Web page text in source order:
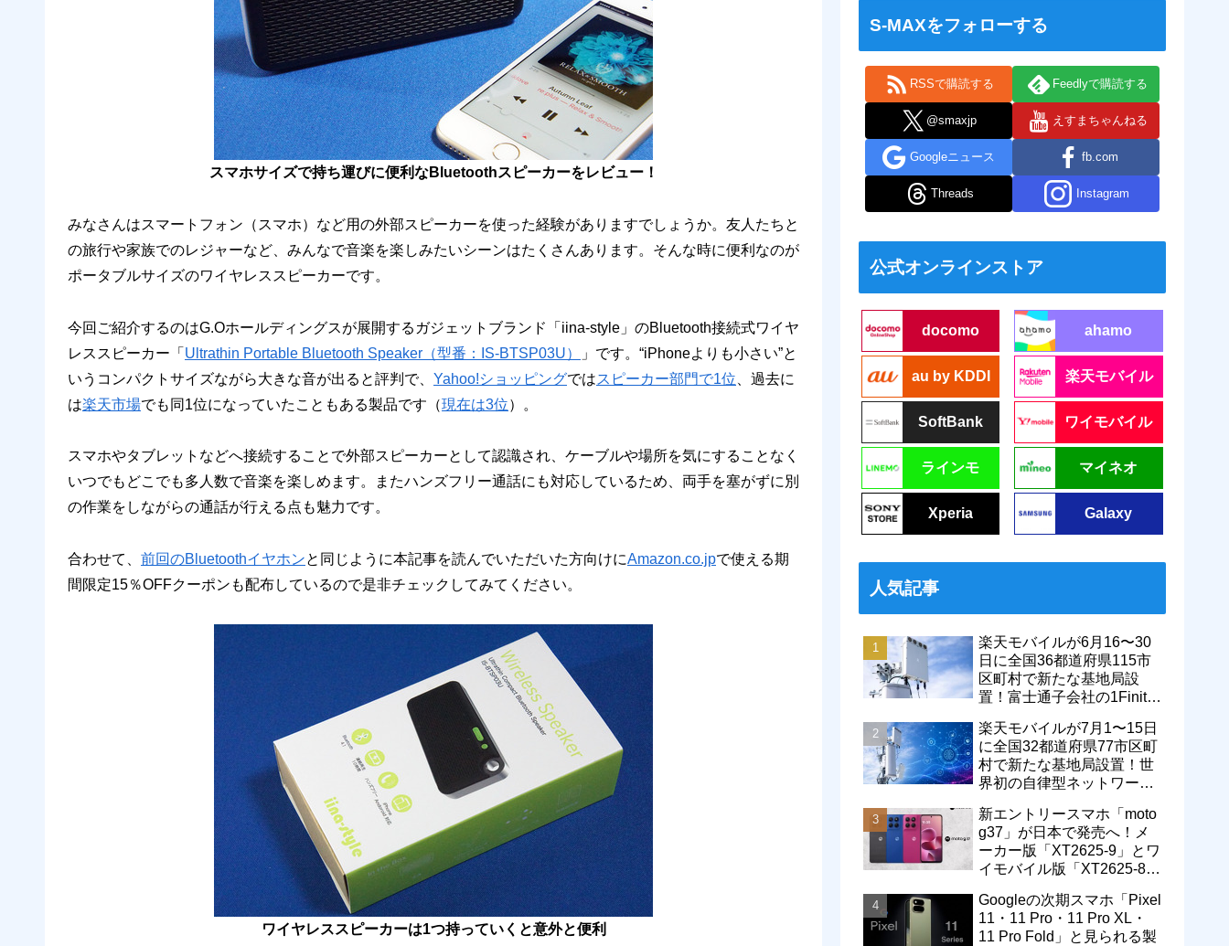
スマホサイズで持ち運びに便利なBluetoothスピーカーをレビュー！
みなさんはスマートフォン（スマホ）など用の外部スピーカーを使った経験がありますでしょうか。友人たちと
の旅行や家族でのレジャーなど、みんなで音楽を楽しみたいシーンはたくさんあります。そんな時に便利なのが
ポータブルサイズのワイヤレススピーカーです。
今回ご紹介するのはG.Oホールディングスが展開するガジェットブランド「iina-style」のBluetooth接続式ワイヤ
レススピーカー「 Ultrathin Portable Bluetooth Speaker（型番：IS-BTSP03U）
」です。“iPhoneよりも小さい”と
いうコンパクトサイズながら大きな音が出ると評判で、 Yahoo!ショッピングではスピーカー部門で1位 、過去に
は楽天市場でも同1位になっていたこともある製品です（現在は3位）。
スマホやタブレットなどへ接続することで外部スピーカーとして認識され、ケーブルや場所を気にすることなく
いつでもどこでも多人数で音楽を楽しめます。またハンズフリー通話にも対応しているため、両手を塞がずに別
の作業をしながらの通話が行える点も魅力です。
合わせて、 前回のBluetoothイヤホンと同じように本記事を読んでいただいた方向けにAmazon.co.jpで使える期
間限定15％OFFクーポンも配布しているので是非チェックしてみてください。
ワイヤレススピーカーは1つ持っていくと意外と便利
S-MAXをフォローする
RSSで購読する Feedlyで購読する
@smaxjp えすまちゃんねる
Googleニュース fb.com
Threads Instagram
公式オンラインストア
docomo ahamo
au by KDDI 楽天モバイル
SoftBank ワイモバイル
ラインモ マイネオ
Xperia Galaxy
人気記事
楽天モバイルが6月16〜30
日に全国36都道府県115市
区町村で新たな基地局設
置！富士通子会社の1Finity
エリアが拡大
楽天モバイルが7月1〜15日
に全国32都道府県77市区町
村で新たな基地局設置！世
界初の自律型ネットワーク
通信品質も改善
新エントリースマホ「moto
g37」が日本で発売へ！メ
ーカー版「XT2625-9」とワ
イモバイル版「XT2625-8」
Googleの次期スマホ「Pixel
11・11 Pro・11 Pro XL・
11 Pro Fold」と見られる製